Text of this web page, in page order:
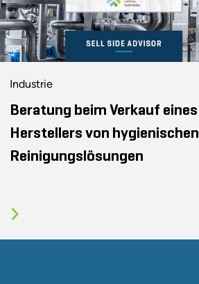
Industrie
Beratung beim Verkauf eines
Herstellers von hygienischen
Reinigungslösungen